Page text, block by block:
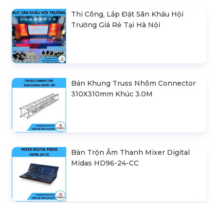
Thi Công, Lắp Đặt Sân Khấu Hội
Trường Giá Rẻ Tại Hà Nội
Bán Khung Truss Nhôm Connector
310X310mm Khúc 3.0M
Bàn Trộn Âm Thanh Mixer Digital
Midas HD96-24-CC